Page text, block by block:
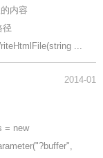
内容
径
...
2014-01
= new